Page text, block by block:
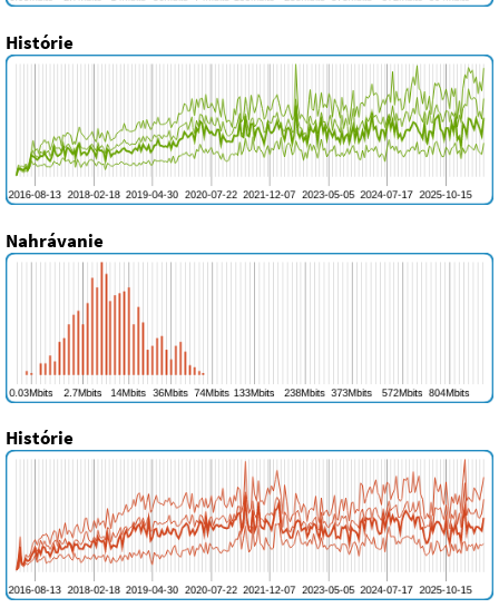
Histórie
Nahrávanie
Histórie